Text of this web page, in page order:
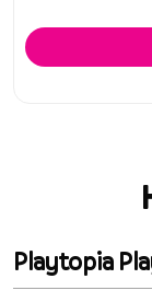
Playtopia